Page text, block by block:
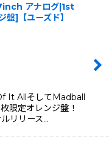
アナログ|1st
]【ユーズド】
It AllそしてMadball
限定オレンジ盤！
リリース…